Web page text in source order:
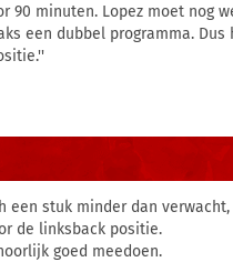
90 minuten. Lopez moet nog
een dubbel programma.
een stuk minder dan
de linksback positie.
goed meedoen.